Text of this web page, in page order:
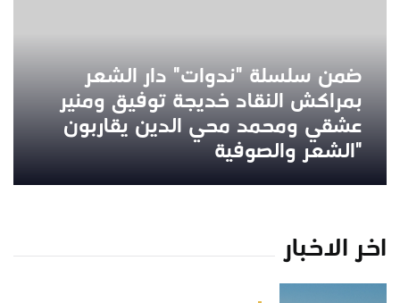
ضمن سلسلة "ندوات" دار الشعر
بمراكش النقاد خديجة توفيق ومنير
عشقي ومحمد محي الدين يقاربون
"الشعر والصوفية
اخر الاخبار